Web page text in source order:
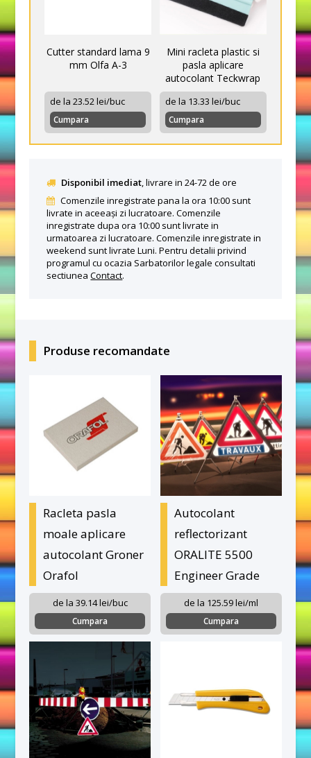
Cutter standard lama 9
mm Olfa A-3
de la 23.52 lei/buc
Cumpara
Mini racleta plastic si
pasla aplicare
autocolant Teckwrap
de la 13.33 lei/buc
Cumpara
Disponibil imediat, livrare in 24-72 de ore
Comenzile inregistrate pana la ora 10:00 sunt
livrate in aceeași zi lucratoare. Comenzile
inregistrate dupa ora 10:00 sunt livrate in
urmatoarea zi lucratoare. Comenzile inregistrate in
weekend sunt livrate Luni. Pentru detalii privind
programul cu ocazia Sarbatorilor legale consultati
sectiuneaContact.
Produse recomandate
Racleta pasla
moale aplicare
autocolant Groner
Orafol
de la 39.14 lei/buc
Cumpara
Autocolant
reflectorizant
ORALITE 5500
Engineer Grade
de la 125.59 lei/ml
Cumpara